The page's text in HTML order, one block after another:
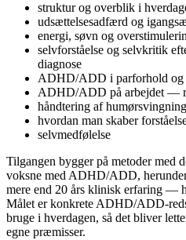
struktur og overblik i
udsættelsesadfærd og
energi, søvn og
selvforståelse og selvkritik
diagnose
ADHD/ADD i parforhold og
ADHD/ADD på arbejdet —
håndtering af
hvordan man skaber
selvmedfølelse
Tilgangen bygger på metoder med
voksne med ADHD/ADD,
mere end 20 års klinisk erfaring —
Målet er konkrete ADHD/ADD-
bruge i hverdagen, så det bliver
egne præmisser.